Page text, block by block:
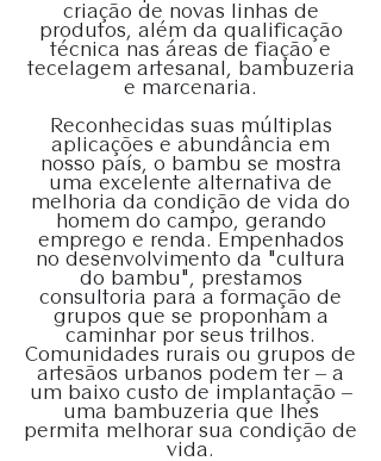
criação de novas linhas de
produtos, além da qualificação
técnica nas áreas de fiação e
tecelagem artesanal, bambuzeria
e marcenaria.
Reconhecidas suas múltiplas
aplicações e abundância em
nosso país, o bambu se mostra
uma excelente alternativa de
melhoria da condição de vida do
homem do campo, gerando
emprego e renda. Empenhados
no desenvolvimento da "cultura
do bambu", prestamos
consultoria para a formação de
grupos que se proponham a
caminhar por seus trilhos.
Comunidades rurais ou grupos de
artesãos urbanos podem ter – a
um baixo custo de implantação –
uma bambuzeria que lhes
permita melhorar sua condição de
vida.